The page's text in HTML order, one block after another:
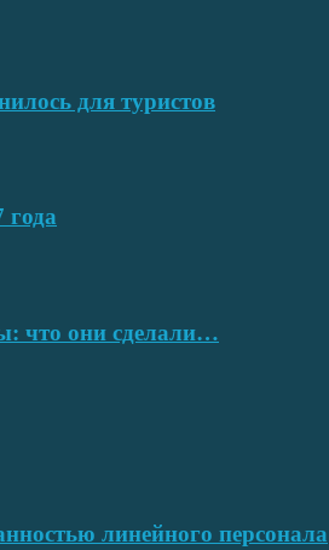
для туристов
года
что они сделали…
линейного персонала